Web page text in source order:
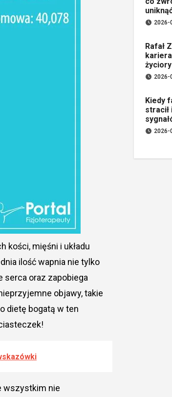
kości, mięśni i układu
ilość wapnia nie tylko
serca oraz zapobiega
objawy, takie
dietę bogatą w ten
wszystkim nie
2026-
Rafał
2026-
Kiedy
stracił
2026-